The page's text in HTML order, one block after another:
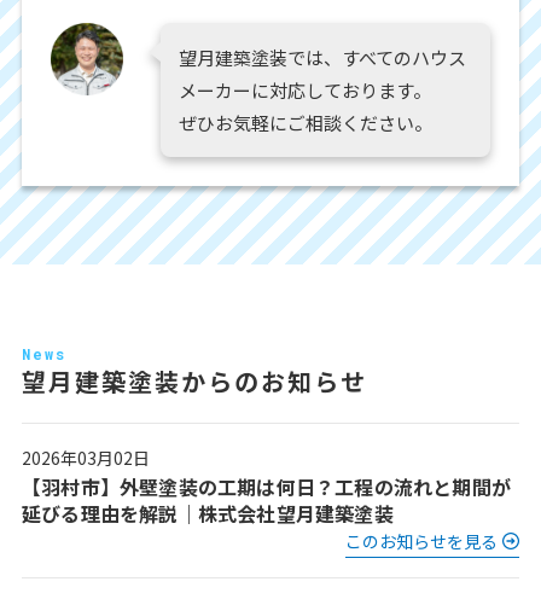
望月建築塗装では、すべてのハウス
メーカーに対応しております。
ぜひお気軽にご相談ください。
News
望月建築塗装からのお知らせ
2026年03月02日
【羽村市】外壁塗装の工期は何日？工程の流れと期間が
延びる理由を解説｜株式会社望月建築塗装
このお知らせを見る